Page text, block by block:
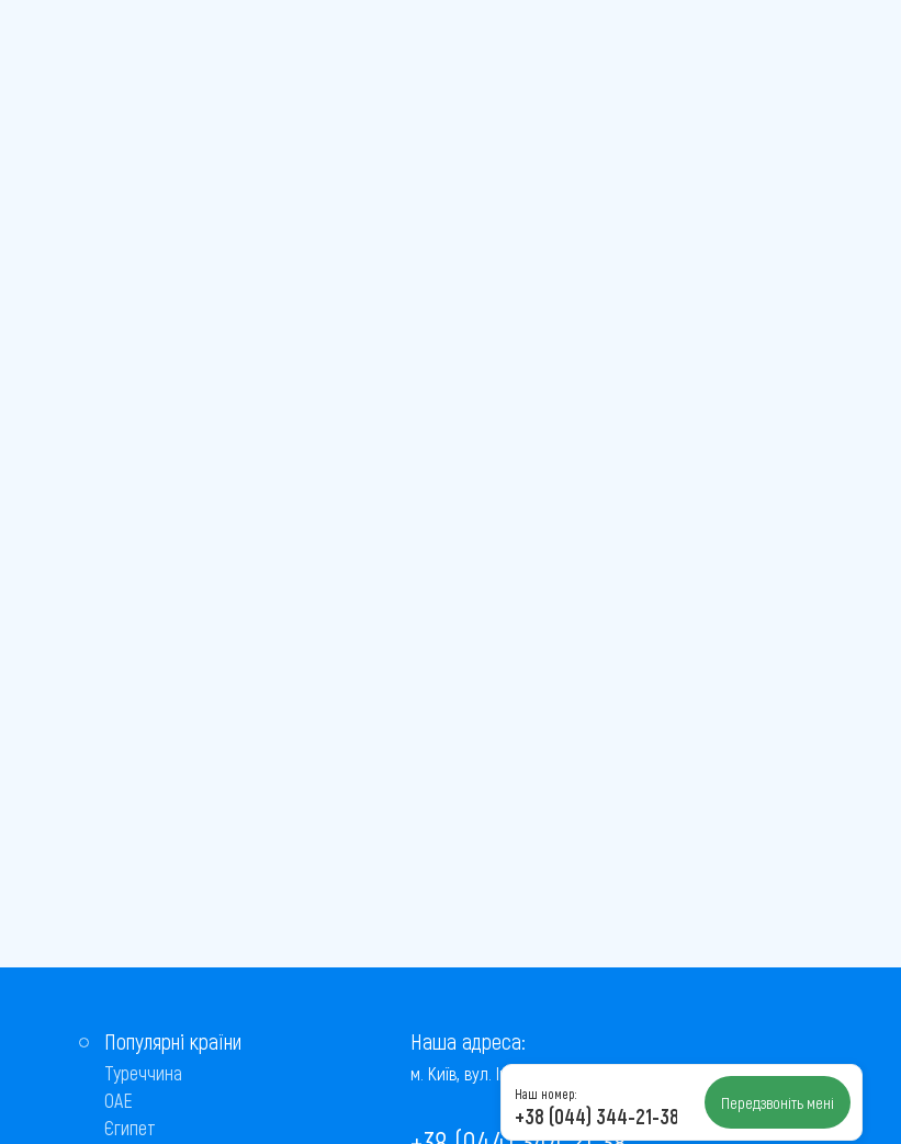
Популярні країни
Туреччина
ОАЕ
Єгипет
Наша адреса:
м. Київ, вул. Інститутська, 22/7, оф. 41
Наш номер:
+38 (044) 344-21-38 Передзвоніть мені